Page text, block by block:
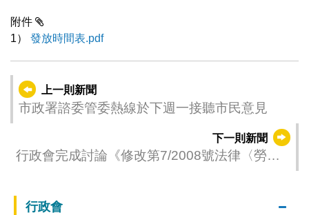
附件
1）
發放時間表.pdf
上一則新聞
市政署諮委管委熱線於下週一接聽市民意見
下一則新聞
行政會完成討論《修改第7/2008號法律〈勞動
行政會